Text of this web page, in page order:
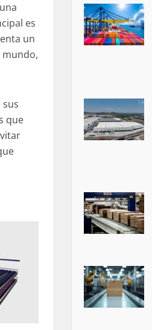
es
un
mundo,
que